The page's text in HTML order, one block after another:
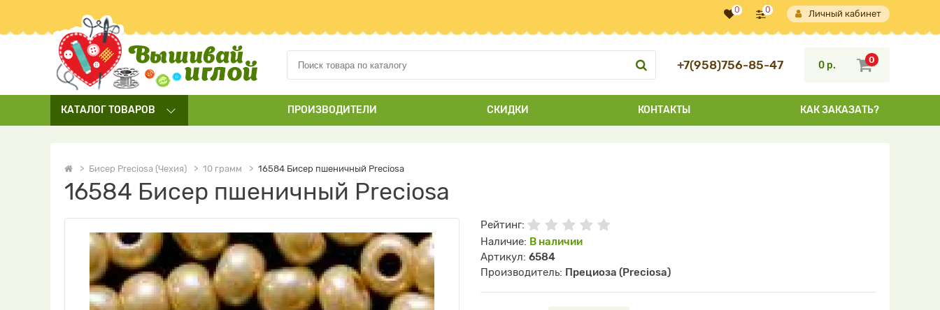
0 0 Личный кабинет
+7(958)756-85-47 0
0 р.
КАТАЛОГТОВАРОВ ПРОИЗВОДИТЕЛИ СКИДКИ КОНТАКТЫ КАК ЗАКАЗАТЬ?
Бисер Preciosa (Чехия) 10 грамм 16584 Бисер пшеничный Preciosa
16584 Бисер пшеничный Preciosa
Рейтинг:
Наличие: В наличии
Артикул: 6584
Производитель: Прециоза (Preciosa)